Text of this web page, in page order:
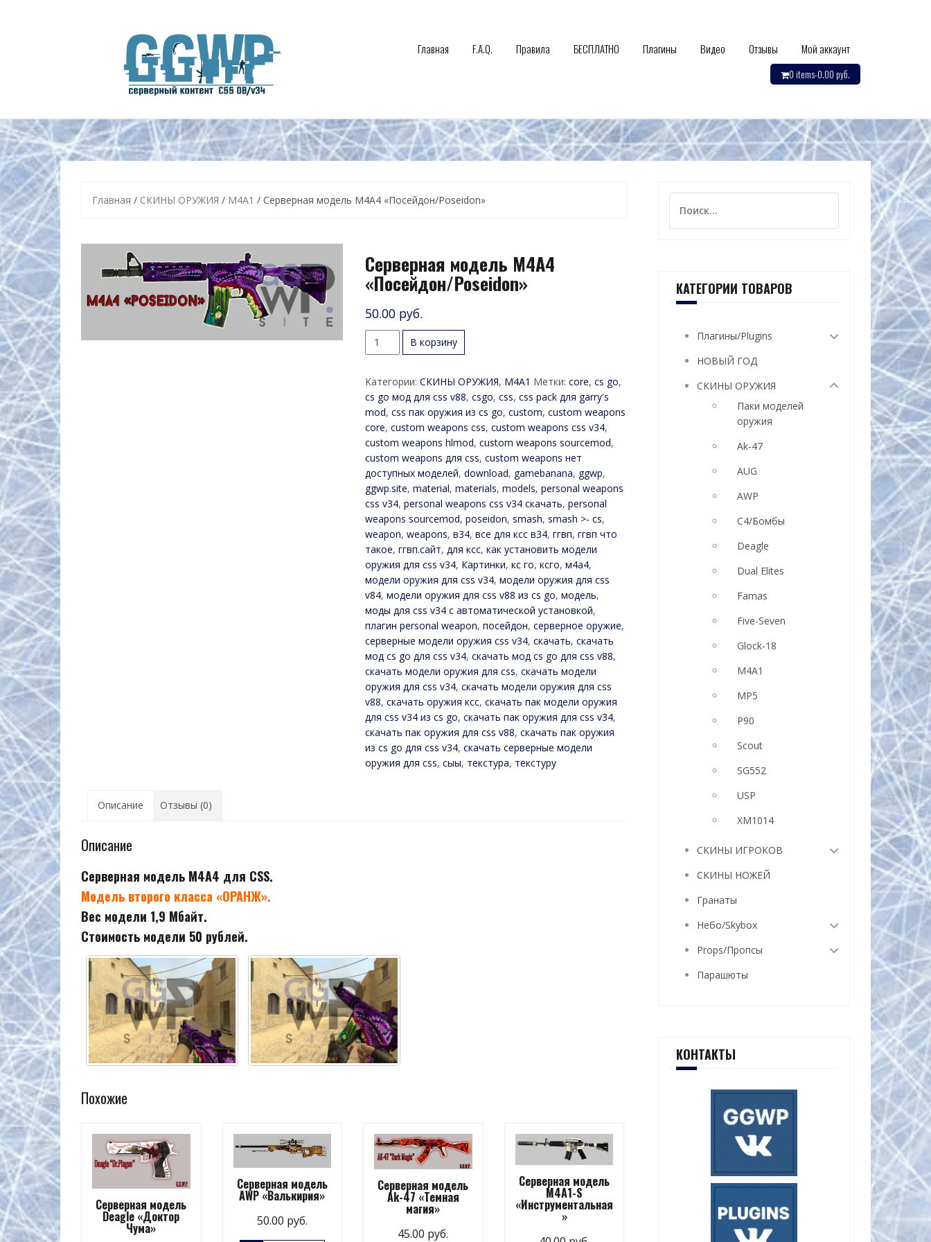
Главная F.A.Q. Правила БЕСПЛАТНО Плагины Видео Отзывы Мой аккаунт
0 items-0.00 руб.
Главная / СКИНЫ ОРУЖИЯ / M4A1 / Серверная модель M4A4 «Посейдон/Poseidon»
Серверная модель M4A4
«Посейдон/Poseidon»
50.00 руб.
Количество
товара
модель
M4A4
«Посейдон/Poseidon»
В корзину
Категории: СКИНЫ ОРУЖИЯ, M4A1 Метки: core, cs go,
cs go мод для css v88, csgo, css, css pack для garry's
mod, css пак оружия из cs go, custom, custom weapons
core, custom weapons css, custom weapons css v34,
custom weapons hlmod, custom weapons sourcemod,
custom weapons для css, custom weapons нет
доступных моделей, download, gamebanana, ggwp,
ggwp.site, material, materials, models, personal weapons
css v34, personal weapons css v34 скачать, personal
weapons sourcemod, poseidon, smash, smash >- cs,
weapon, weapons, в34, все для ксс в34, ггвп, ггвп что
такое, ггвп.сайт, для ксс, как установить модели
оружия для css v34, Картинки, кс го, ксго, м4а4,
модели оружия для css v34, модели оружия для css
v84, модели оружия для css v88 из cs go, модель,
моды для css v34 с автоматической установкой,
плагин personal weapon, посейдон, серверное оружие,
серверные модели оружия css v34, скачать, скачать
мод cs go для css v34, скачать мод cs go для css v88,
скачать модели оружия для css, скачать модели
оружия для css v34, скачать модели оружия для css
v88, скачать оружия ксс, скачать пак модели оружия
для css v34 из cs go, скачать пак оружия для css v34,
скачать пак оружия для css v88, скачать пак оружия
из cs go для css v34, скачать серверные модели
оружия для css, сыы, текстура, текстуру
Описание Отзывы (0)
Описание
Серверная модель M4A4 для CSS.
Модель второго класса «ОРАНЖ».
Вес модели 1,9 Мбайт.
Стоимость модели 50 рублей.
Похожие
Серверная модель
Deagle «Доктор
Чума»
Серверная модель
AWP «Валькирия»
50.00 руб.
Серверная модель
Ak-47 «Темная
магия»
45.00 руб.
Серверная модель
M4A1-S
«Инструментальная
»
КАТЕГОРИИ ТОВАРОВ
Плагины/Plugins
НОВЫЙ ГОД
СКИНЫ ОРУЖИЯ
Паки моделей
оружия
Ak-47
AUG
AWP
C4/Бомбы
Deagle
Dual Elites
Famas
Five-Seven
Glock-18
M4A1
MP5
P90
Scout
SG552
USP
XM1014
СКИНЫ ИГРОКОВ
СКИНЫ НОЖЕЙ
Гранаты
Небо/Skybox
Props/Пропсы
Парашюты
КОНТАКТЫ